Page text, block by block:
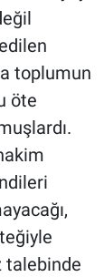
toplumun
öte
talebinde